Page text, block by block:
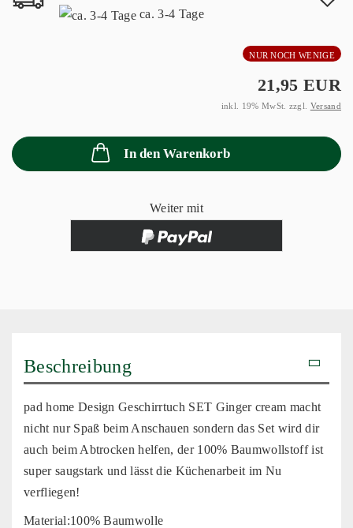
ca. 3-4 Tage
NUR NOCH WENIGE
21,95 EUR
inkl. 19% MwSt. zzgl. Versand
In den Warenkorb
Weiter mit
Beschreibung
pad home Design Geschirrtuch SET Ginger cream macht
nicht nur Spaß beim Anschauen sondern das Set wird dir
auch beim Abtrocken helfen, der 100% Baumwollstoff ist
super saugstark und lässt die Küchenarbeit im Nu
verfliegen!
Material:100% Baumwolle